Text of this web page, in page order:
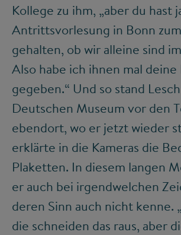
Kollege zu ihm, „aber du hast
Antrittsvorlesung in Bonn
gehalten, ob wir alleine sind
Also habe ich ihnen mal
gegeben.“ Und so stand
Deutschen Museum vor den
ebendort, wo er jetzt wieder
erklärte in die Kameras die
Plaketten. In diesem langen
er auch bei irgendwelchen
deren Sinn auch nicht kenne.
die schneiden das raus, aber